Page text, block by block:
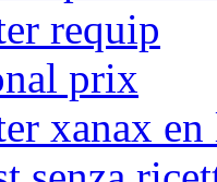
requip
prix
xanax